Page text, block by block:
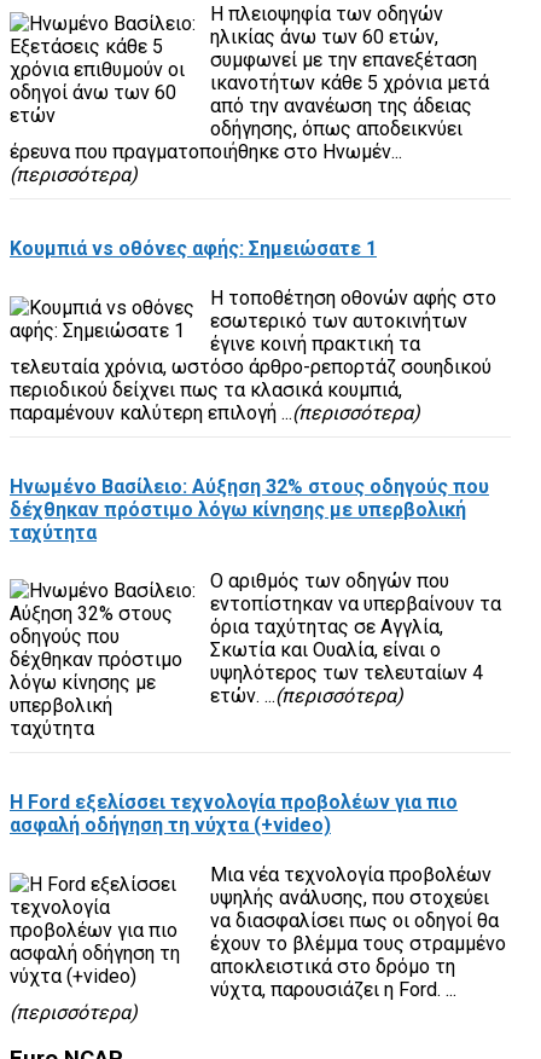
Η πλειοψηφία των οδηγών
ηλικίας άνω των 60 ετών,
συμφωνεί με την επανεξέταση
ικανοτήτων κάθε 5 χρόνια μετά
από την ανανέωση της άδειας
οδήγησης, όπως αποδεικνύει
έρευνα που πραγματοποιήθηκε στο Ηνωμέν...
(περισσότερα)
Κουμπιά vs οθόνες αφής: Σημειώσατε 1
Η τοποθέτηση οθονών αφής στο
εσωτερικό των αυτοκινήτων
έγινε κοινή πρακτική τα
τελευταία χρόνια, ωστόσο άρθρο-ρεπορτάζ σουηδικού
περιοδικού δείχνει πως τα κλασικά κουμπιά,
παραμένουν καλύτερη επιλογή ...(περισσότερα)
Ηνωμένο Βασίλειο: Αύξηση 32% στους οδηγούς που
δέχθηκαν πρόστιμο λόγω κίνησης με υπερβολική
ταχύτητα
Ο αριθμός των οδηγών που
εντοπίστηκαν να υπερβαίνουν τα
όρια ταχύτητας σε Αγγλία,
Σκωτία και Ουαλία, είναι ο
υψηλότερος των τελευταίων 4
ετών. ...(περισσότερα)
H Ford εξελίσσει τεχνολογία προβολέων για πιο
ασφαλή οδήγηση τη νύχτα (+video)
Μια νέα τεχνολογία προβολέων
υψηλής ανάλυσης, που στοχεύει
να διασφαλίσει πως οι οδηγοί θα
έχουν το βλέμμα τους στραμμένο
αποκλειστικά στο δρόμο τη
νύχτα, παρουσιάζει η Ford. ...
(περισσότερα)